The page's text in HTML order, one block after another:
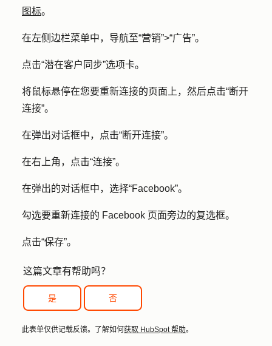
图标。
在左侧边栏菜单中，导航至“营销”>“广告”。
点击“潜在客户同步”选项卡。
将鼠标悬停在您要重新连接的页面 上，然后点击“断开
连接”。
在弹出对话框中，点击“断开连接”。
在右上角，点击“连接”。
在弹出的对话框中，选择“Facebook”。
勾选要重新连接的 Facebook 页面旁边的复选框。
点击“保存”。
这篇文章有帮助吗？
是 否
此表单仅供记载反馈。了解如何 获取 HubSpot 帮助。